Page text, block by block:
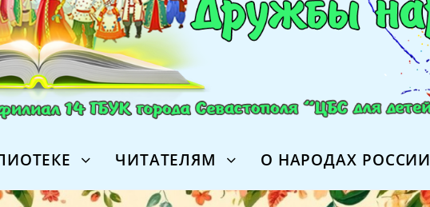
ЧИТАТЕЛЯМ О НАРОДАХ РОССИИ